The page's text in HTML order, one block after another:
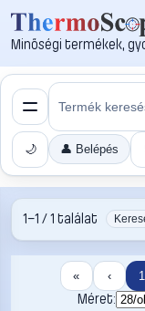
Minőségi termékek,
🌙 👤 Belépés
1–1 / 1 találat
« ‹ 1
Méret: